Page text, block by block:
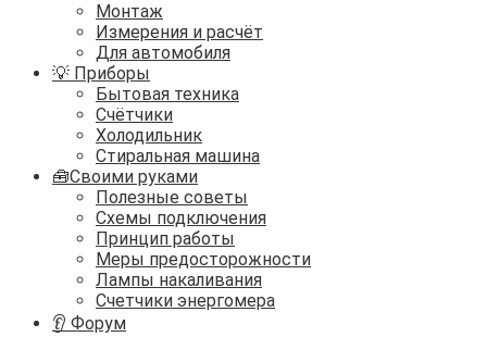
Монтаж
Измерения и расчёт
Для автомобиля
💡 Приборы
Бытовая техника
Счётчики
Холодильник
Стиральная машина
🧰Своими руками
Полезные советы
Схемы подключения
Принцип работы
Меры предосторожности
Лампы накаливания
Счетчики энергомера
👂 Форум